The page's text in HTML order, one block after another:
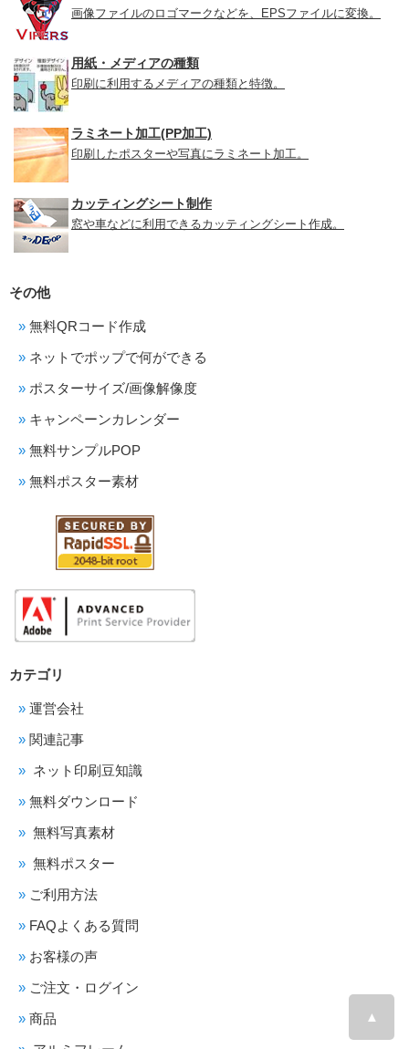
画像ファイルのロゴマークなどを、EPSファイルに変換。
用紙・メディアの種類
印刷に利用するメディアの種類と特徴。
ラミネート加工(PP加工)
印刷したポスターや写真にラミネート加工。
カッティングシート制作
窓や車などに利用できるカッティングシート作成。
その他
無料QRコード作成
ネットでポップで何ができる
ポスターサイズ/画像解像度
キャンペーンカレンダー
無料サンプルPOP
無料ポスター素材
カテゴリ
運営会社
関連記事
ネット印刷豆知識
無料ダウンロード
無料写真素材
無料ポスター
ご利用方法
FAQよくある質問
お客様の声
ご注文・ログイン
商品
▲